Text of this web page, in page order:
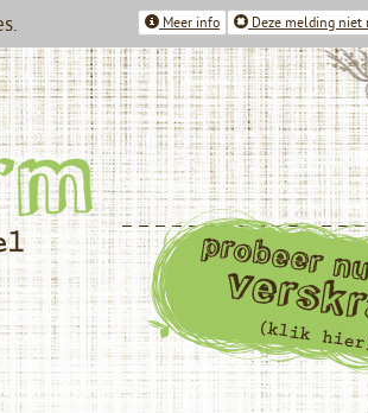
Deze melding niet
Meer info